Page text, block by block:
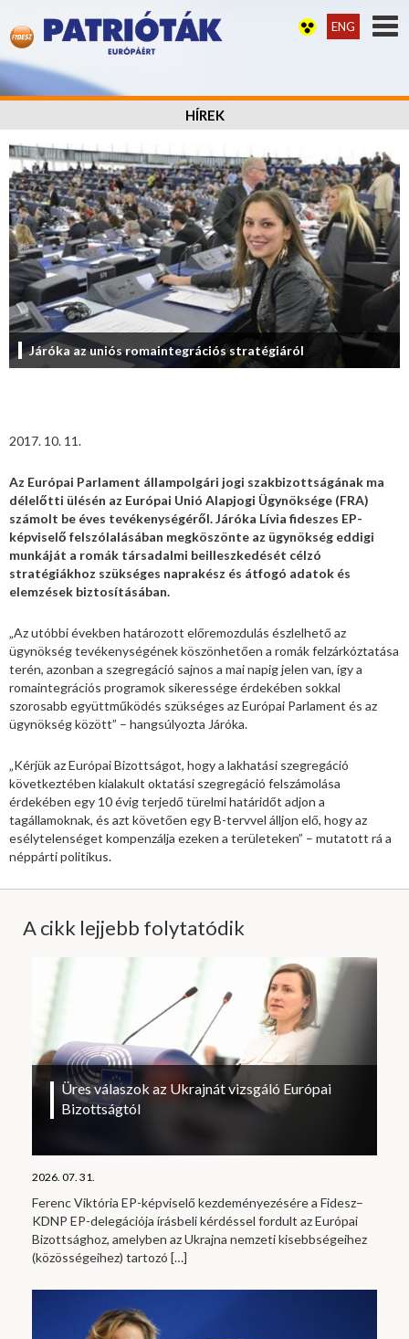
ENG
HÍREK
Járóka az uniós romaintegrációs stratégiáról
2017. 10. 11.
Az Európai Parlament állampolgári jogi szakbizottságának ma
délelőtti ülésén az Európai Unió Alapjogi Ügynöksége (FRA)
számolt be éves tevékenységéről. Járóka Lívia fideszes EP-
képviselő felszólalásában megköszönte az ügynökség eddigi
munkáját a romák társadalmi beilleszkedését célzó
stratégiákhoz szükséges naprakész és átfogó adatok és
elemzések biztosításában.
„Az utóbbi években határozott előremozdulás észlelhető az
ügynökség tevékenységének köszönhetően a romák felzárkóztatása
terén, azonban a szegregáció sajnos a mai napig jelen van, így a
romaintegrációs programok sikeressége érdekében sokkal
szorosabb együttműködés szükséges az Európai Parlament és az
ügynökség között” – hangsúlyozta Járóka.
„Kérjük az Európai Bizottságot, hogy a lakhatási szegregáció
következtében kialakult oktatási szegregáció felszámolása
érdekében egy 10 évig terjedő türelmi határidőt adjon a
tagállamoknak, és azt követően egy B-tervvel álljon elő, hogy az
esélytelenséget kompenzálja ezeken a területeken” – mutatott rá a
néppárti politikus.
A cikk lejjebb folytatódik
Üres válaszok az Ukrajnát vizsgáló Európai
Bizottságtól
2026. 07. 31.
Ferenc Viktória EP-képviselő kezdeményezésére a Fidesz–
KDNP EP-delegációja írásbeli kérdéssel fordult az Európai
Bizottsághoz, amelyben az Ukrajna nemzeti kisebbségeihez
(közösségeihez) tartozó […]